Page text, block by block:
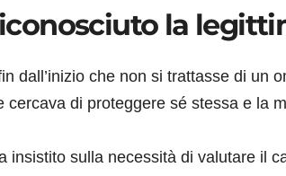
la
dall’inizio che non si trattasse di un
di proteggere sé stessa e la
insistito sulla necessità di valutare il